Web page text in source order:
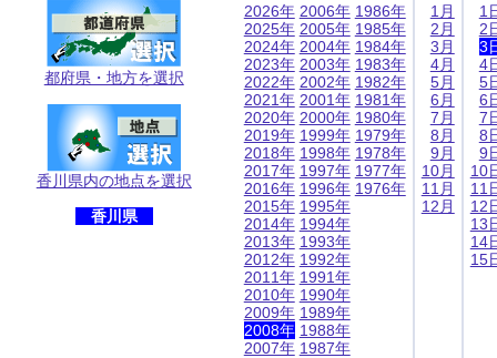
都府県・地方を選択
香川県内の地点を選択
香川県
2026年
2025年
2024年
2023年
2022年
2021年
2020年
2019年
2018年
2017年
2016年
2015年
2014年
2013年
2012年
2011年
2010年
2009年
2008年
2007年
2006年
2005年
2004年
2003年
2002年
2001年
2000年
1999年
1998年
1997年
1996年
1995年
1994年
1993年
1992年
1991年
1990年
1989年
1988年
1987年
1986年
1985年
1984年
1983年
1982年
1981年
1980年
1979年
1978年
1977年
1976年
1月
2月
3月
4月
5月
6月
7月
8月
9月
10月
11月
12月
1
2
3
4
5
6
7
8
9
10
11
12
13
14
15